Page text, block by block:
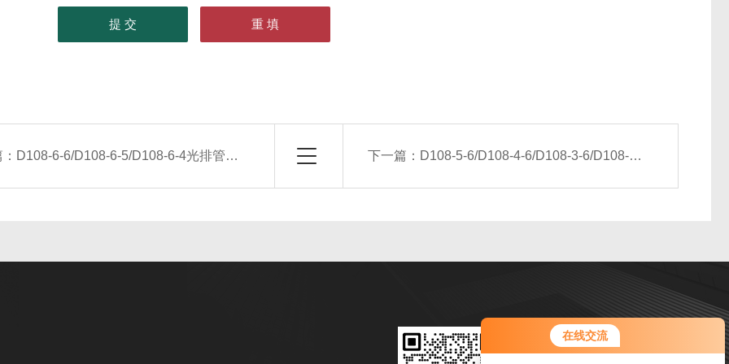
在线交流
D108-6-6/D108-6-5/D108-6-4光排管散热器 下一篇： D108-5-6/D108-4-6/D108-3-6/D108-2-6光排管散热器
扫码加微信